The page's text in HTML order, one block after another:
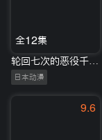
全12集
日本动漫
9.6